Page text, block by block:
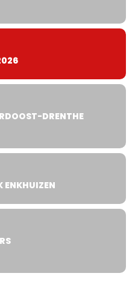
DRENTHE
ENKHUIZEN